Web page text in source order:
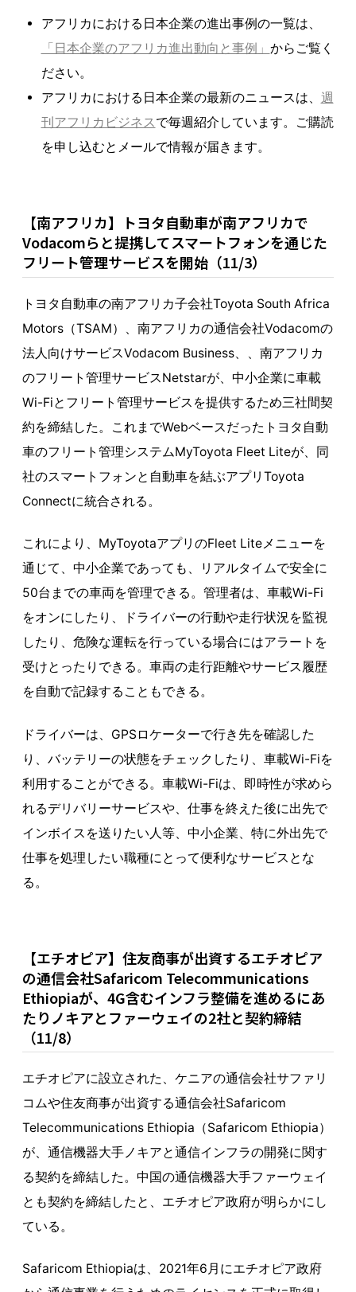
アフリカにおける日本企業の進出事例の一覧は、
「日本企業のアフリカ進出動向と事例」 からご覧く
ださい。
アフリカにおける日本企業の最新のニュースは、 週
刊アフリカビジネスで毎週紹介しています。ご購読
を申し込むとメールで情報が届きます。
【南アフリカ】トヨタ自動車が南アフリカで
Vodacomらと提携してスマートフォンを通じた
フリート管理サービスを開始（11/3）
トヨタ自動車の南アフリカ子会社Toyota South Africa
Motors（TSAM）、南アフリカの通信会社Vodacomの
法人向けサービスVodacom Business、、南アフリカ
のフリート管理サービスNetstarが、中小企業に車載
Wi-Fiとフリート管理サービスを提供するため三社間契
約を締結した。これまでWebベースだったトヨタ自動
車のフリート管理システムMyToyota Fleet Liteが、同
社のスマートフォンと自動車を結ぶアプリToyota
Connectに統合される。
これにより、MyToyotaアプリのFleet Liteメニューを
通じて、中小企業であっても、リアルタイムで安全に
50台までの車両を管理できる。管理者は、車載Wi-Fi
をオンにしたり、ドライバーの行動や走行状況を監視
したり、危険な運転を行っている場合にはアラートを
受けとったりできる。車両の走行距離やサービス履歴
を自動で記録することもできる。
ドライバーは、GPSロケーターで行き先を確認した
り、バッテリーの状態をチェックしたり、車載Wi-Fiを
利用することができる。車載Wi-Fiは、即時性が求めら
れるデリバリーサービスや、仕事を終えた後に出先で
インボイスを送りたい人等、中小企業、特に外出先で
仕事を処理したい職種にとって便利なサービスとな
る。
【エチオピア】住友商事が出資するエチオピア
の通信会社Safaricom Telecommunications
Ethiopiaが、4G含むインフラ整備を進めるにあ
たりノキアとファーウェイの2社と契約締結
（11/8）
エチオピアに設立された、ケニアの通信会社サファリ
コムや住友商事が出資する通信会社Safaricom
Telecommunications Ethiopia（Safaricom Ethiopia）
が、通信機器大手ノキアと通信インフラの開発に関す
る契約を締結した。中国の通信機器大手ファーウェイ
とも契約を締結したと、エチオピア政府が明らかにし
ている。
Safaricom Ethiopiaは、2021年6月にエチオピア政府